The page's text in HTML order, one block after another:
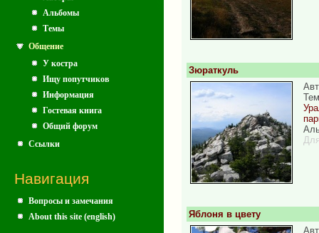
Альбомы
Темы
Общение
У костра
Ищу попутчиков
Информация
Гостевая книга
Общий форум
Ссылки
Навигация
Вопросы и замечания
About this site (english)
Зюраткуль
Яблоня в цвету